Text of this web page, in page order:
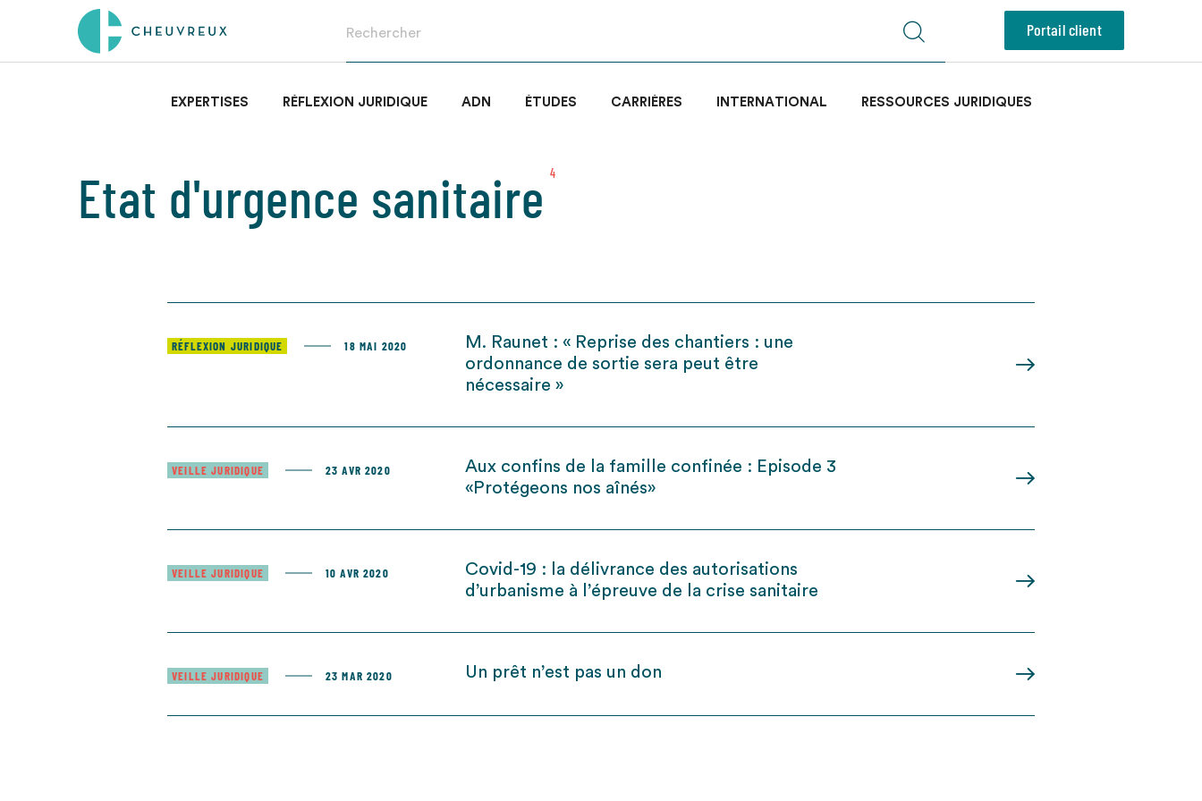
Portail client
EXPERTISES RÉFLEXION JURIDIQUE ADN ÉTUDES CARRIÈRES INTERNATIONAL RESSOURCES JURIDIQUES
Etat d'urgence sanitaire 4
RÉFLEXION JURIDIQUE 18 MAI 2020
M. Raunet : « Reprise des chantiers : une
ordonnance de sortie sera peut être
nécessaire »
VEILLE JURIDIQUE 23 AVR 2020
Aux confins de la famille confinée : Episode 3
«Protégeons nos aînés»
VEILLE JURIDIQUE 10 AVR 2020
Covid-19 : la délivrance des autorisations
d’urbanisme à l’épreuve de la crise sanitaire
VEILLE JURIDIQUE 23 MAR 2020 Un prêt n’est pas un don